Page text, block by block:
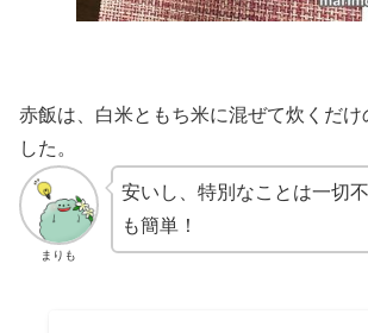
赤飯は、白米ともち米に混ぜて炊くだけ
した。
まりも
安いし、特別なことは一切
も簡単！